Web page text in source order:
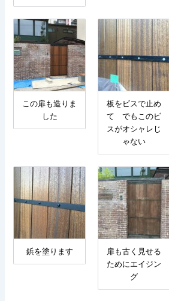
この扉も造りま
した
板をビスで止め
て でもこのビ
スがオシャレじ
ゃない
鋲を塗ります
扉も古く見せる
ためにエイジン
グ